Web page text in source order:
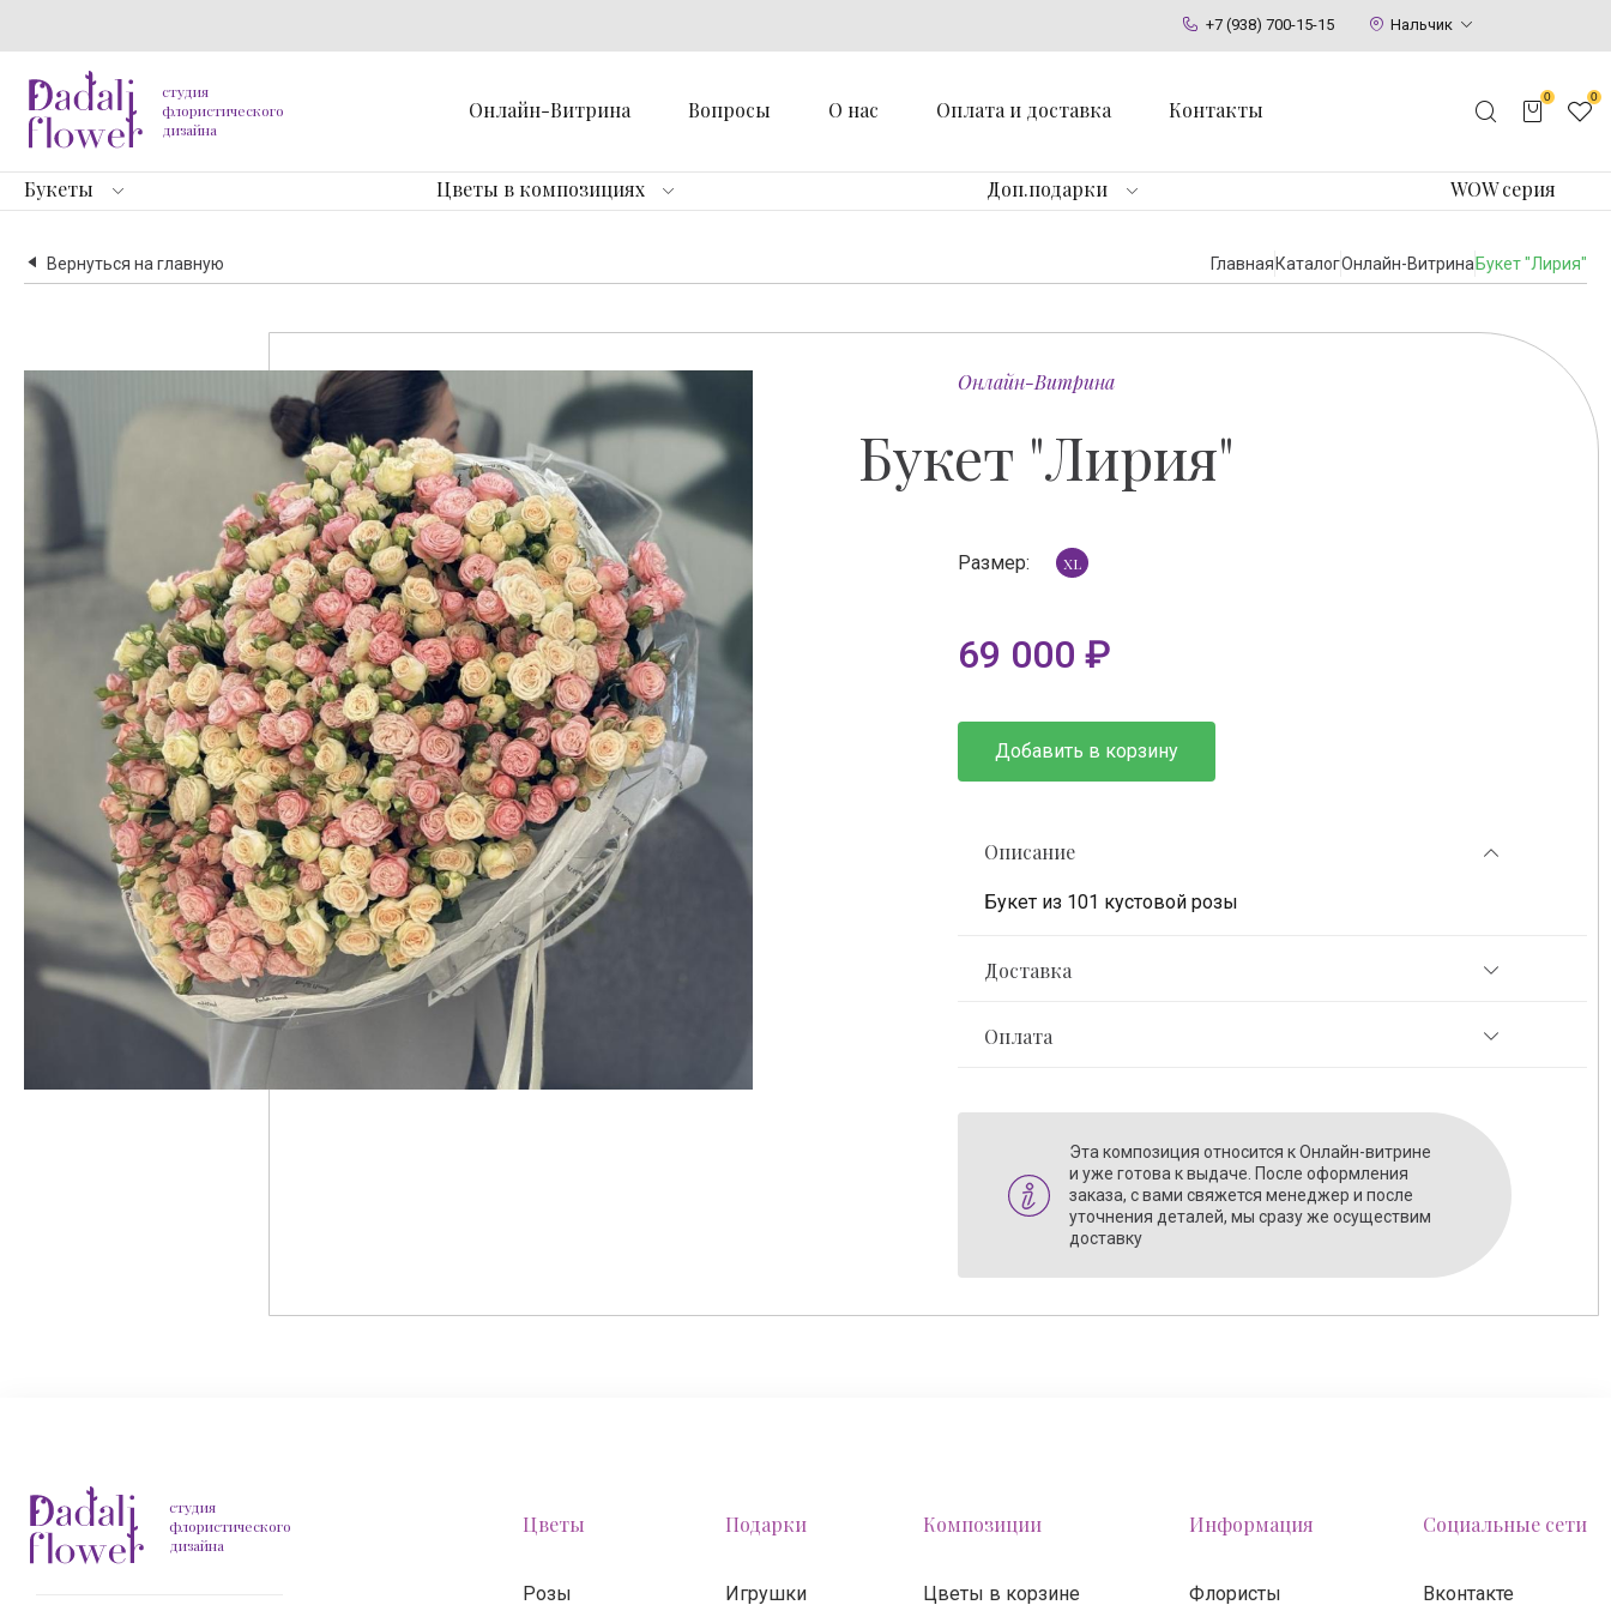
+7 (938) 700-15-15 Нальчик
студия
флористического
дизайна
Онлайн-Витрина Вопросы О нас Оплата и доставка Контакты
0 0
Букеты Цветы в композициях Доп.подарки WOW серия
Вернуться на главную Главная КаталогОнлайн-Витрина Букет "Лирия"
Онлайн-Витрина
Букет "Лирия"
Размер: XL
69 000 ₽
Добавить в корзину
Описание
Букет из 101 кустовой розы
Доставка
Оплата
Эта композиция относится к Онлайн-витрине
и уже готова к выдаче. После оформления
заказа, с вами свяжется менеджер и после
уточнения деталей, мы сразу же осуществим
доставку
студия
флористического
дизайна
Цветы
Розы
Подарки
Игрушки
Композиции
Цветы в корзине
Информация
Флористы
Социальные сети
Вконтакте